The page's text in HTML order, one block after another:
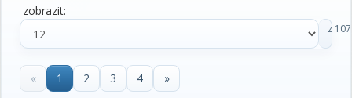
zobrazit:
z 107
« 1 2 3 4 »